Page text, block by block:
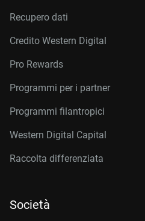
Recupero dati
Credito Western Digital
Pro Rewards
Programmi per i partner
Programmi filantropici
Western Digital Capital
Raccolta differenziata
Società